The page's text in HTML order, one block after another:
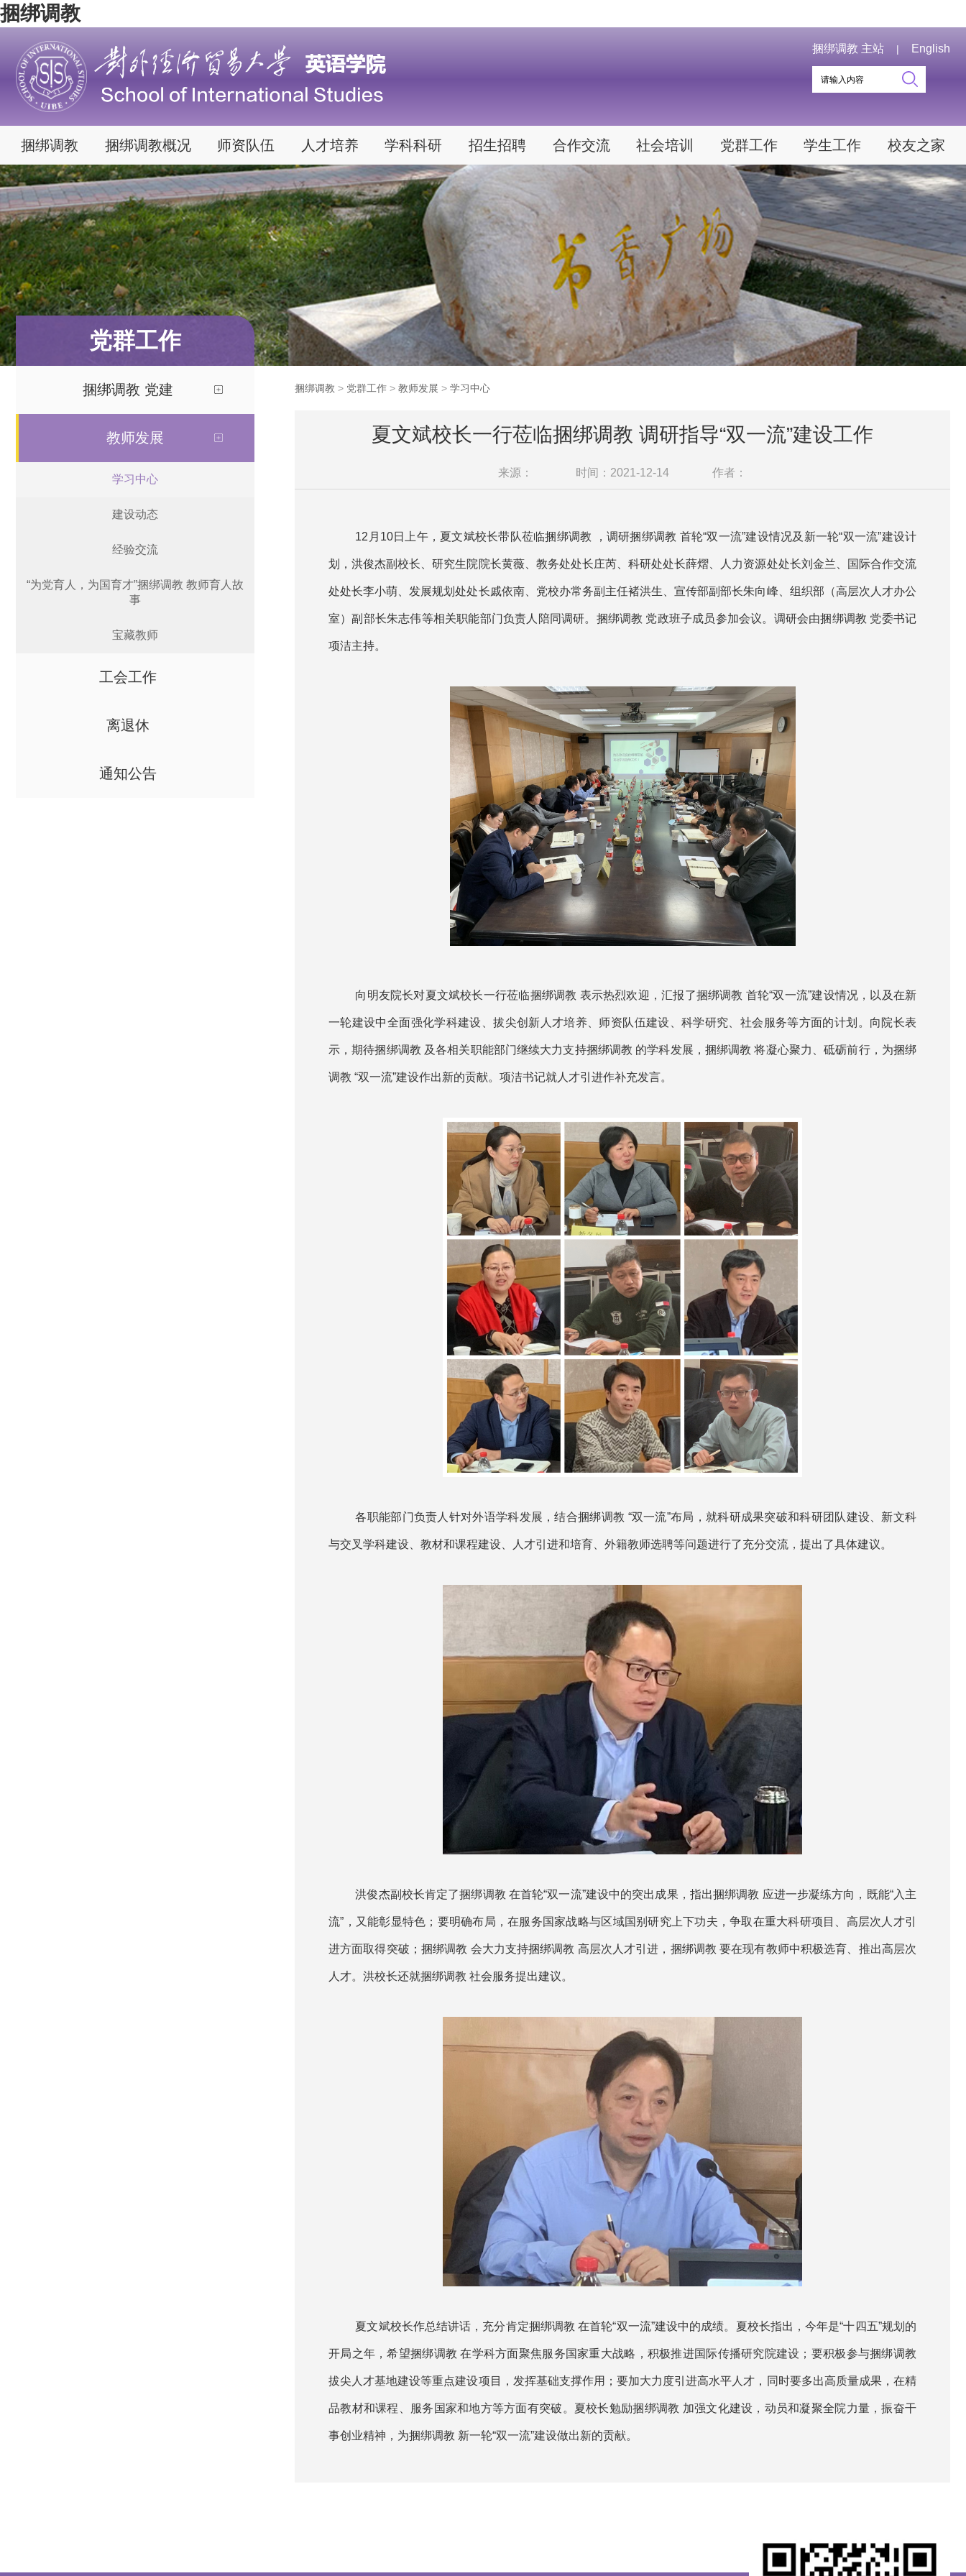
捆绑调教
捆绑调教 主站 | English
捆绑调教 捆绑调教概况 师资队伍 人才培养 学科科研 招生招聘 合作交流 社会培训 党群工作 学生工作 校友之家
党群工作
捆绑调教 党建
教师发展
学习中心
建设动态
经验交流
“为党育人，为国育才”捆绑调教 教师育人故
事
宝藏教师
工会工作
离退休
通知公告
捆绑调教 > 党群工作 > 教师发展 > 学习中心
夏文斌校长一行莅临捆绑调教 调研指导“双一流”建设工作
来源： 时间：2021-12-14 作者：
12月10日上午，夏文斌校长带队莅临捆绑调教 ，调研捆绑调教 首轮“双一流”建设情况及新一轮“双一流”建设计
划，洪俊杰副校长、研究生院院长黄薇、教务处处长庄芮、科研处处长薛熠、人力资源处处长刘金兰、国际合作交流
处处长李小萌、发展规划处处长戚依南、党校办常务副主任褚洪生、宣传部副部长朱向峰、组织部（高层次人才办公
室）副部长朱志伟等相关职能部门负责人陪同调研。捆绑调教 党政班子成员参加会议。调研会由捆绑调教 党委书记
项洁主持。
向明友院长对夏文斌校长一行莅临捆绑调教 表示热烈欢迎，汇报了捆绑调教 首轮“双一流”建设情况，以及在新
一轮建设中全面强化学科建设、拔尖创新人才培养、师资队伍建设、科学研究、社会服务等方面的计划。向院长表
示，期待捆绑调教 及各相关职能部门继续大力支持捆绑调教 的学科发展，捆绑调教 将凝心聚力、砥砺前行，为捆绑
调教 “双一流”建设作出新的贡献。项洁书记就人才引进作补充发言。
各职能部门负责人针对外语学科发展，结合捆绑调教 “双一流”布局，就科研成果突破和科研团队建设、新文科
与交叉学科建设、教材和课程建设、人才引进和培育、外籍教师选聘等问题进行了充分交流，提出了具体建议。
洪俊杰副校长肯定了捆绑调教 在首轮“双一流”建设中的突出成果，指出捆绑调教 应进一步凝练方向，既能“入主
流”，又能彰显特色；要明确布局，在服务国家战略与区域国别研究上下功夫，争取在重大科研项目、高层次人才引
进方面取得突破；捆绑调教 会大力支持捆绑调教 高层次人才引进，捆绑调教 要在现有教师中积极选育、推出高层次
人才。洪校长还就捆绑调教 社会服务提出建议。
夏文斌校长作总结讲话，充分肯定捆绑调教 在首轮“双一流”建设中的成绩。夏校长指出，今年是“十四五”规划的
开局之年，希望捆绑调教 在学科方面聚焦服务国家重大战略，积极推进国际传播研究院建设；要积极参与捆绑调教
拔尖人才基地建设等重点建设项目，发挥基础支撑作用；要加大力度引进高水平人才，同时要多出高质量成果，在精
品教材和课程、服务国家和地方等方面有突破。夏校长勉励捆绑调教 加强文化建设，动员和凝聚全院力量，振奋干
事创业精神，为捆绑调教 新一轮“双一流”建设做出新的贡献。